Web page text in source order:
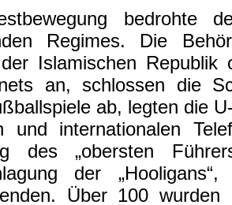
bedrohte
Regimes. Die
Islamischen Republik
an, schlossen die
ab, legten die
und internationalen
des „obersten
der
Über 100